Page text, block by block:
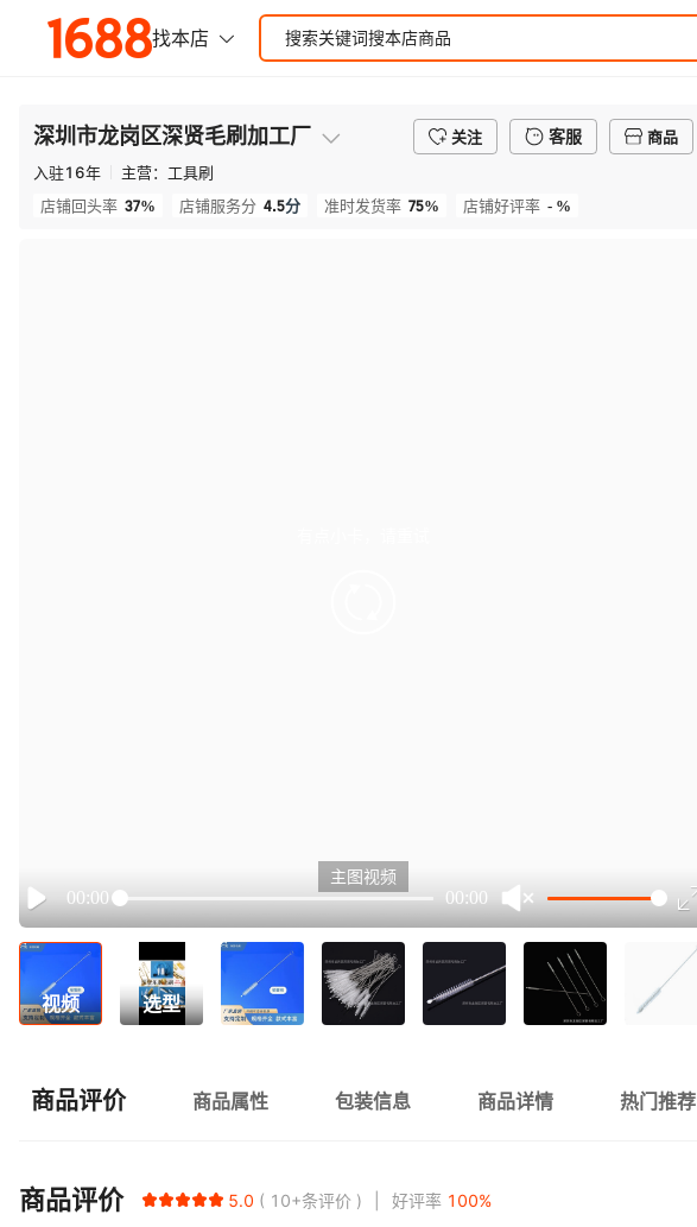
深圳市龙岗区深贤毛刷加工厂 关注 客服
商品
入驻16年 主营： 工具刷
店铺回头率 37% 店铺服务分 4.5分 准时发货率 75% 店铺好评率 - %
Play
00:00 00:00
主图视频
视频 选型
商品评价 商品属性 包装信息 商品详情 热门推荐
商品评价 5.0 10+条评价 好评率 100%